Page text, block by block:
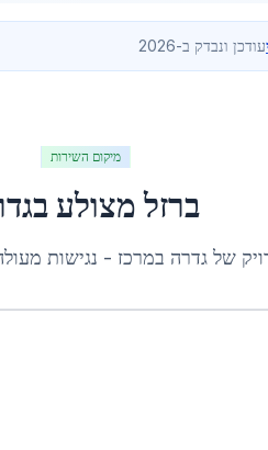
עודכן ונבדק ב-2026
מיקום השירות
ברזל מצולע ב
של גדרה במרכז - נגישות